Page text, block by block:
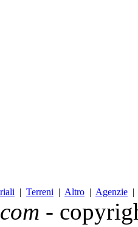
| Terreni | Altro | Agenzie
-